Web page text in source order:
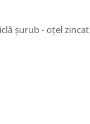
șurub - oțel zincat